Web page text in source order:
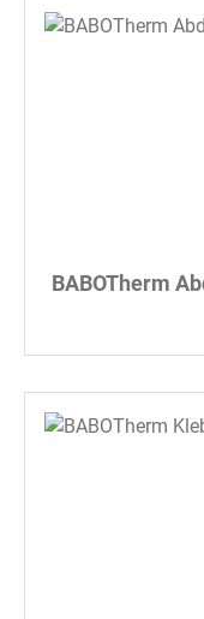
BABOTherm